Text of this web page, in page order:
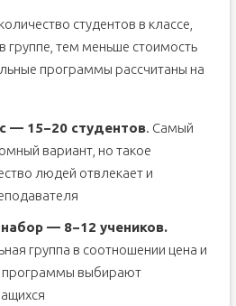
студентов в классе,
группе, тем меньше стоимость
программы рассчитаны на
— 15−20 студентов. Самый
вариант, но такое
людей отвлекает и
— 8−12 учеников.
группа в соотношении цена и
программы выбирают